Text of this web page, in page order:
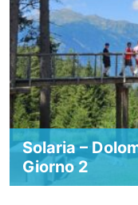
Solaria –
Giorno 2